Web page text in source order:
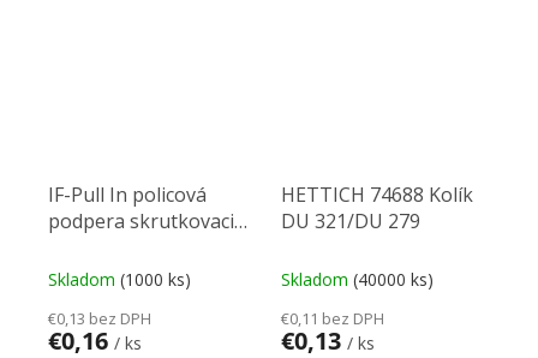
IF-Pull In policová
podpera skrutkovacia
Skladom (1000 ks)
€0,13 bez DPH
€0,16 / ks
HETTICH 74688 Kolík
DU 321/DU 279
Skladom (40000 ks)
€0,11 bez DPH
€0,13 / ks